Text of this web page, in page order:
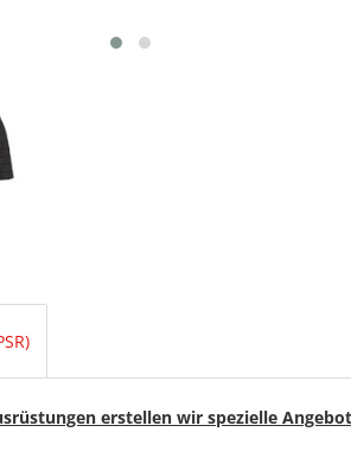
erstellen wir spezielle